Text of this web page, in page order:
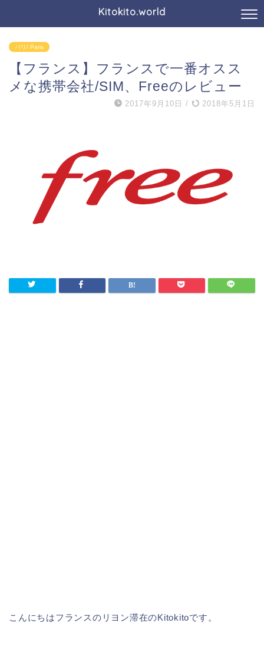
Kitokito.world
パリ/ Paris
【フランス】フランスで一番オスス
メな携帯会社/SIM、Freeのレビュー
2017年9月10日 / 2018年5月1日
こんにちはフランスのリヨン滞在のKitokitoです。